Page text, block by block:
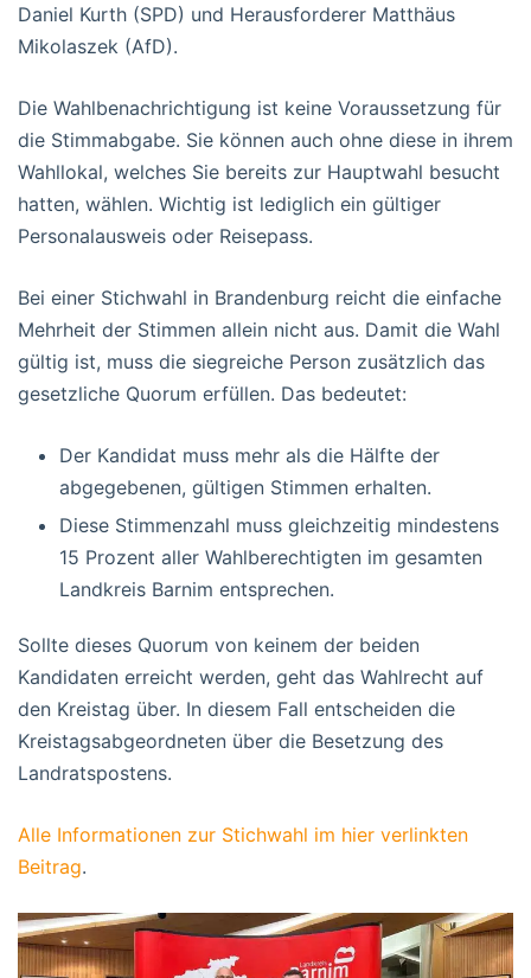
Daniel Kurth (SPD) und Herausforderer Matthäus
Mikolaszek (AfD).
Die Wahlbenachrichtigung ist keine Voraussetzung für
die Stimmabgabe. Sie können auch ohne diese in ihrem
Wahllokal, welches Sie bereits zur Hauptwahl besucht
hatten, wählen. Wichtig ist lediglich ein gültiger
Personalausweis oder Reisepass.
Bei einer Stichwahl in Brandenburg reicht die einfache
Mehrheit der Stimmen allein nicht aus. Damit die Wahl
gültig ist, muss die siegreiche Person zusätzlich das
gesetzliche Quorum erfüllen. Das bedeutet:
Der Kandidat muss mehr als die Hälfte der
abgegebenen, gültigen Stimmen erhalten.
Diese Stimmenzahl muss gleichzeitig mindestens
15 Prozent aller Wahlberechtigten im gesamten
Landkreis Barnim entsprechen.
Sollte dieses Quorum von keinem der beiden
Kandidaten erreicht werden, geht das Wahlrecht auf
den Kreistag über. In diesem Fall entscheiden die
Kreistagsabgeordneten über die Besetzung des
Landratspostens.
Alle Informationen zur Stichwahl im hier verlinkten
Beitrag.